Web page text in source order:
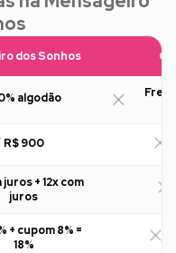
dos Sonhos
algodão
R$ 900
juros + 12x com
juros
+ cupom 8% =
18%